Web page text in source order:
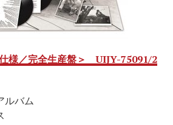
様／完全生産盤＞ UIJY-75091/2
ルバム